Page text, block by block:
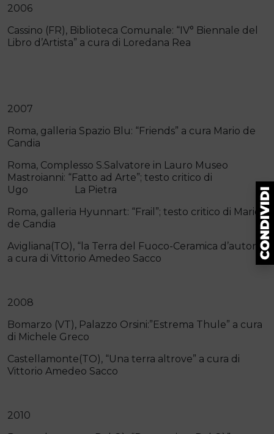
2006
Cassino (FR), Biblioteca Comunale: “IV° Biennale del
Libro d’Artista” a cura di Loredana Rea
2007
Roma, galleria Spazio Blu: “Friends” a cura Mario de
Candia
Roma, Complesso S.Salvatore in Lauro Museo
Mastroianni: “Fatto ad Arte”; testo critico di
Ugo La Pietra
Roma, galleria Hyunnart: “Frail”; testo critico di Mario
de Candia
Avigliana(TO), “la Terra del Fuoco-Ceramica d’autore”
a cura di Vittorio Amedeo Sacco
2008
Bomarzo (VT), Palazzo Orsini:”Estrema Thule” a cura
di Michele Greco
Castellamonte(TO), “Una terra altrove” a cura di
Vittorio Amedeo Sacco
2010